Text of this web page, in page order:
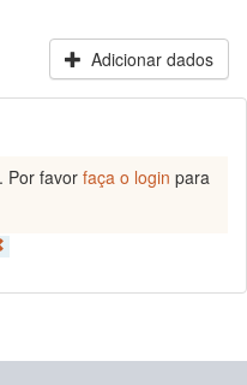
Adicionar dados
Por favor faça o login para